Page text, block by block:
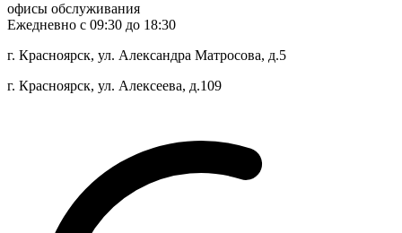
офисы обслуживания
Ежедневно с 09:30 до 18:30
г. Красноярск, ул. Александра Матросова, д.5
г. Красноярск, ул. Алексеева, д.109